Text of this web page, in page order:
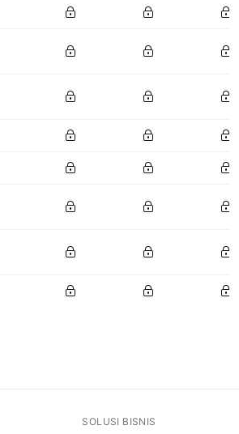
SOLUSI BISNIS